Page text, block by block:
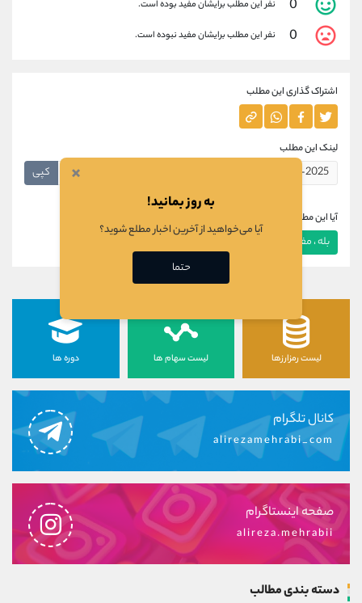
0 نفر این مطلب برایشان مفید بوده است.
0 نفر این مطلب برایشان مفید نبوده است.
اشتراک گذاری این مطلب
لینک این مطلب
کپی
آیا این مطلب برای شما مفید بود؟
بله ، مفید بود
لیست رمزارزها لیست سهام ها دوره ها
کانال تلگرام
alirezamehrabi_com
صفحه اینستاگرام
alireza.mehrabii
دسته بندی مطالب
×
به روز بمانید!
آیا می‌خواهید از آخرین اخبار مطلع شوید؟
حتما